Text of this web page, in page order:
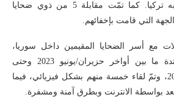
المعارض والذي تتحكم به تركيا. كما تمّت مقابلة 5 من ذوي ضحايا
التي قامت بإخفائهم.
مع أسر الضحايا المقيمين داخل سوريا،
وذلك خلال الفترة الممتدة ما بين أواخر حزيران/يونيو 2023 وحتى
منتصف آب/أغسطس 2023، وتمّ لقاء خمسة منهم بشكل فيزيائي، فيما
بواسطة الانترنت وبطرق آمنة ومشفرة.